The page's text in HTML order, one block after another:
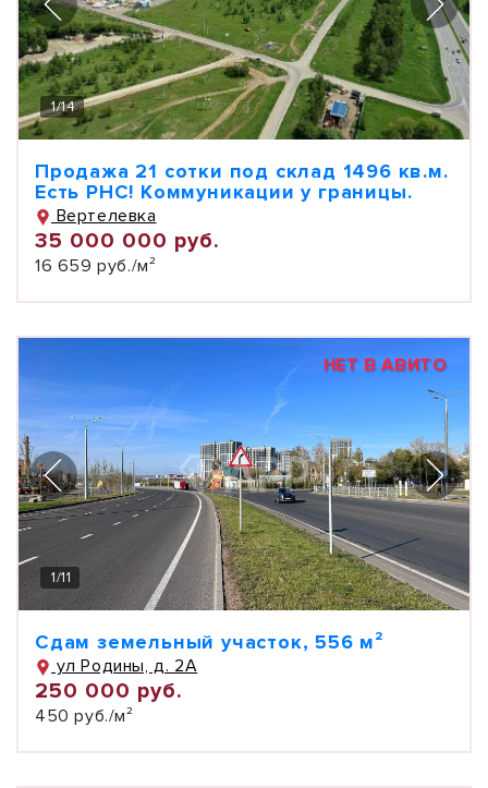
1/14
Продажа 21 сотки под склад 1496 кв.м.
Есть РНС! Коммуникации у границы.
Вертелевка
35 000 000 руб.
16 659 руб./м²
НЕТ В АВИТО
1/11
Сдам земельный участок, 556 м²
ул Родины, д. 2А
250 000 руб.
450 руб./м²